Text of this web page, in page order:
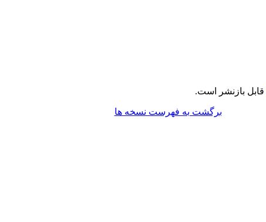
قابل بازنشر است.
برگشت به فهرست نسخه ها